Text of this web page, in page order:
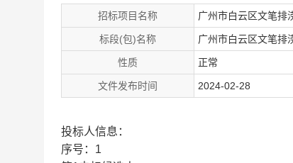
招标项目名称 广州市白云区文笔排
标段(包)名称 广州市白云区文笔排
性质 正常
文件发布时间 2024-02-28
投标人信息：
序号：1